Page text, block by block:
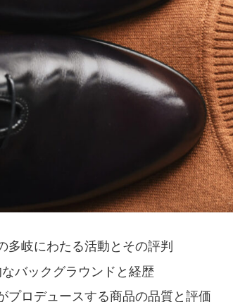
多岐にわたる活動とその評判
バックグラウンドと経歴
プロデュースする商品の品質と評価